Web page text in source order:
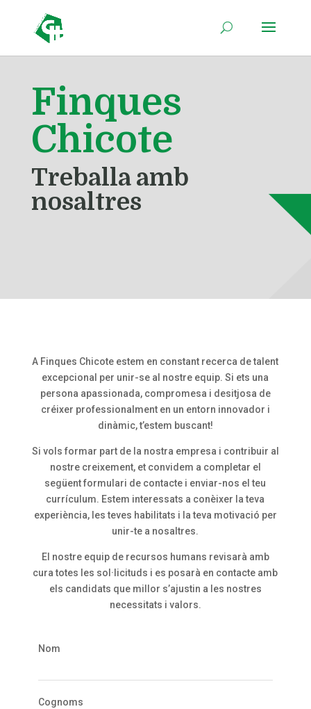
Finques
Chicote
Treballa amb
nosaltres
A Finques Chicote estem en constant recerca de talent
excepcional per unir-se al nostre equip. Si ets una
persona apassionada, compromesa i desitjosa de
créixer professionalment en un entorn innovador i
dinàmic, t’estem buscant!
Si vols formar part de la nostra empresa i contribuir al
nostre creixement, et convidem a completar el
següent formulari de contacte i enviar-nos el teu
currículum. Estem interessats a conèixer la teva
experiència, les teves habilitats i la teva motivació per
unir-te a nosaltres.
El nostre equip de recursos humans revisarà amb
cura totes les sol·licituds i es posarà en contacte amb
els candidats que millor s’ajustin a les nostres
necessitats i valors.
Nom
Cognoms